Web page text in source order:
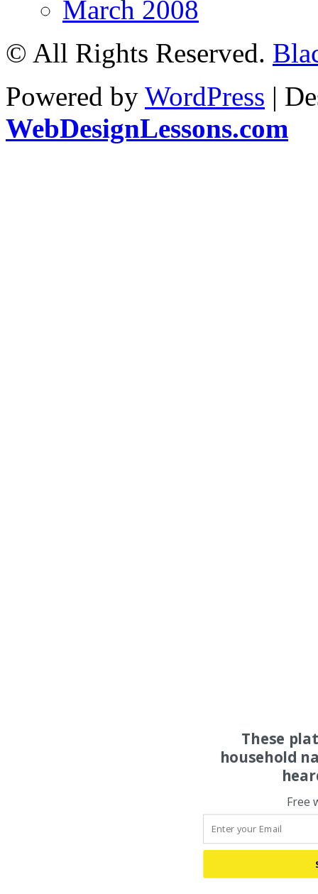
March 2008
© All Rights Reserved.
Powered by WordPress |
WebDesignLessons.com
These
household
Free